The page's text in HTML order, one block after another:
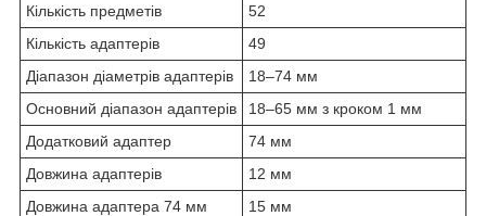
Кількість предметів
52
Кількість адаптерів
49
Діапазон діаметрів адаптерів
18–74 мм
Основний діапазон адаптерів
18–65 мм з кроком 1 мм
Додатковий адаптер
74 мм
Довжина адаптерів
12 мм
Довжина адаптера 74 мм
15 мм